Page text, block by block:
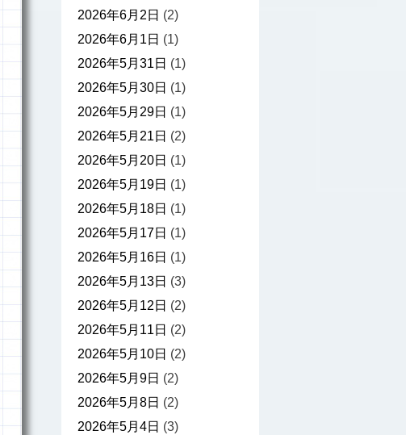
2026年6月2日 (2)
2026年6月1日 (1)
2026年5月31日 (1)
2026年5月30日 (1)
2026年5月29日 (1)
2026年5月21日 (2)
2026年5月20日 (1)
2026年5月19日 (1)
2026年5月18日 (1)
2026年5月17日 (1)
2026年5月16日 (1)
2026年5月13日 (3)
2026年5月12日 (2)
2026年5月11日 (2)
2026年5月10日 (2)
2026年5月9日 (2)
2026年5月8日 (2)
2026年5月4日 (3)